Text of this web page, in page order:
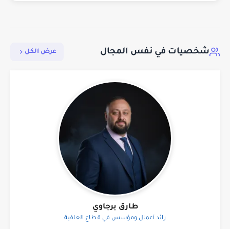
شخصيات في نفس المجال عرض الكل
طارق برجاوي
رائد أعمال ومؤسس في قطاع العافية